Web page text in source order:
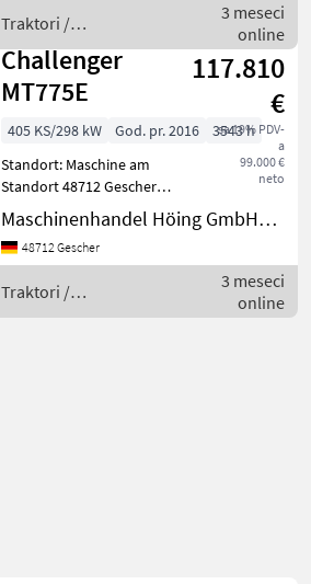
KW / PS 261
Traktori /
Challenger
3 meseci
online
Challenger
MT775E
117.810
€
sa 19% PDV-
a
99.000 €
neto
405 KS/298 kW God. pr. 2016
3543 h
Standort: Maschine am
Standort 48712 Gescher
Hersteller Challenger Typ
MT 775 E
Baujahr/Erstzulassung
3543 Motorleistung KW / PS
298
Maschinenhandel Höing GmbH&Co.KG
48712 Gescher
Traktori /
Challenger
3 meseci
online